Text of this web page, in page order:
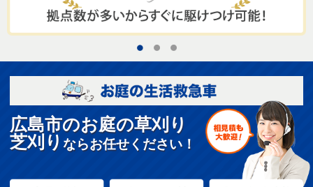
広島市のお庭の草刈り
芝刈りならお任せください！